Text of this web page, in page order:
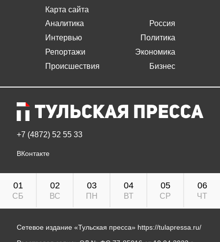
Карта сайта
Аналитика
Интервью
Репортажи
Происшествия
Россия
Политика
Экономика
Бизнес
+7 (4872) 52 55 33
ВКонтакте
01
СБ
02
ВС
03
ПН
04
ВТ
05
СР
06
ЧТ
Сетевое издание «Тульская пресса» https://tulapressa.ru/